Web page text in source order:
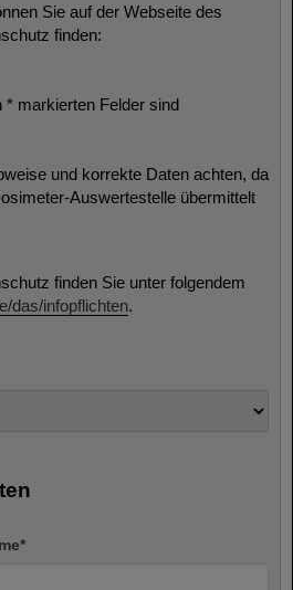
Sie auf der Webseite des
finden:
markierten Felder sind
und korrekte Daten achten, da
Auswertestelle übermittelt
finden Sie unter folgendem
das/infopflichten.
*